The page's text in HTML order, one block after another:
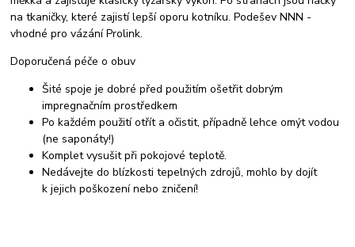
na tkaničky, které zajistí lepší oporu kotníku. Podešev NNN -
vhodné pro vázání Prolink.
Doporučená péče o obuv
Šité spoje je dobré před použitím ošetřit dobrým
impregnačním prostředkem
Po každém použití otřít a očistit, případně lehce omýt vodou
(ne saponáty!)
Komplet vysušit při pokojové teplotě.
Nedávejte do blízkosti tepelných zdrojů, mohlo by dojít
k jejich poškození nebo zničení!